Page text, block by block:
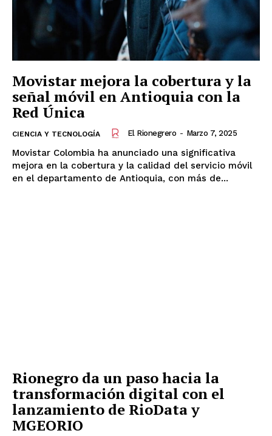
Movistar mejora la cobertura y la
señal móvil en Antioquia con la
Red Única
CIENCIA Y TECNOLOGÍA El Rionegrero - Marzo 7, 2025
Movistar Colombia ha anunciado una significativa
mejora en la cobertura y la calidad del servicio móvil
en el departamento de Antioquia, con más de...
Rionegro da un paso hacia la
transformación digital con el
lanzamiento de RioData y
MGEORIO